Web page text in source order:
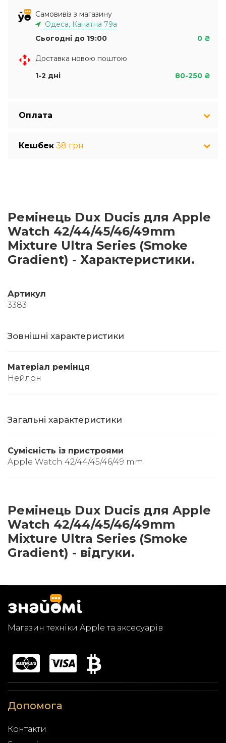
Самовивіз з магазину
Одеса, Канатна 79а
Сьогодні до 19:00
0 ₴
Доставка новою поштою
1-2 дні
80-250 ₴
Оплата
Кешбек 38 грн
Ремінець Dux Ducis для Apple
Watch 42/44/45/46/49mm
Mixture Ultra Series (Smoke
Gradient) - Характеристики.
Артикул
3383
Зовнішні характеристики
Матеріал ремінця
Нейлон
Загальні характеристики
Сумісність із пристроями
Apple Watch 42/44/45/46/49 mm
Ремінець Dux Ducis для Apple
Watch 42/44/45/46/49mm
Mixture Ultra Series (Smoke
Gradient) - відгуки.
Магазин техніки Apple та аксесуарів
Допомога
Контакти